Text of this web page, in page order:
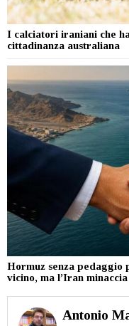
I calciatori iraniani che
cittadinanza australiana
Hormuz senza pedaggio
vicino, ma l’Iran
Antonio